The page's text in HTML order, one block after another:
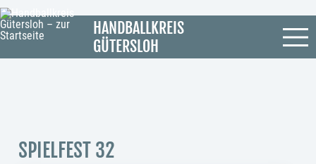
HANDBALLKREIS
GÜTERSLOH
SPIELFEST 32